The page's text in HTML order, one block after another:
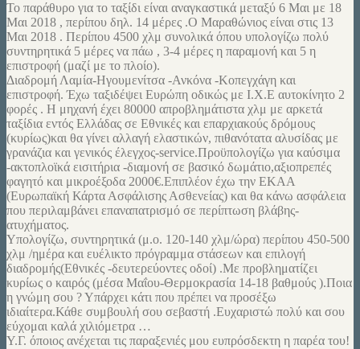
Το παράθυρο για το ταξίδι είναι αναγκαστικά μεταξύ 6 Μαι με 18
Μαι 2018 , περίπου δηλ. 14 μέρες .Ο Μαραθώνιος είναι στις 13
Μαι 2018 . Περίπου 4500 χλμ συνολικά όπου υπολογίζω πολύ
συντηρητικά 5 μέρες να πάω , 3-4 μέρες η παραμονή και 5 η
επιστροφή (μαζί με το πλοίο).
Διαδρομή Λαμία-Ηγουμενίτσα -Ανκόνα -Κοπεγχάγη και
επιστροφή. Έχω ταξιδέψει Ευρώπη οδικώς με Ι.Χ.Ε αυτοκίνητο 2
φορές . Η μηχανή έχει 80000 απροβλημάτιστα χλμ με αρκετά
ταξίδια εντός Ελλάδας σε Εθνικές και επαρχιακούς δρόμους
(κυρίως)και θα γίνει αλλαγή ελαστικών, πιθανότατα αλυσίδας με
γρανάζια και γενικός έλεγχος-service.Προϋπολογίζω για καύσιμα
-ακτοπλοϊκά εισιτήρια -διαμονή σε βασικό δωμάτιο,αξιοπρεπές
φαγητό και μικροέξοδα 2000€.Επιπλέον έχω την ΕΚΑΑ
(Ευρωπαϊκή Κάρτα Ασφάλισης Ασθενείας) και θα κάνω ασφάλεια
που περιλαμβάνει επαναπατρισμό σε περίπτωση βλάβης-
ατυχήματος.
Υπολογίζω, συντηρητικά (μ.ο. 120-140 χλμ/ώρα) περίπου 450-500
χλμ /ημέρα και ευέλικτο πρόγραμμα στάσεων και επιλογή
διαδρομής(Εθνικές -δευτερεύοντες οδοί) .Με προβληματίζει
κυρίως ο καιρός (μέσα Μαΐου-Θερμοκρασία 14-18 βαθμούς ).Ποια
η γνώμη σου ? Υπάρχει κάτι που πρέπει να προσέξω
ιδιαίτερα.Κάθε συμβουλή σου σεβαστή .Ευχαριστώ πολύ και σου
εύχομαι καλά χιλιόμετρα …
Υ.Γ. όποιος ανέχεται τις παραξενιές μου ευπρόσδεκτη η παρέα του!